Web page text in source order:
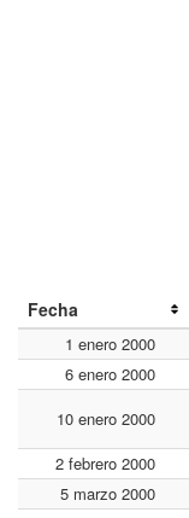
Fecha
1 enero 2000
6 enero 2000
10 enero 2000
2 febrero 2000
5 marzo 2000